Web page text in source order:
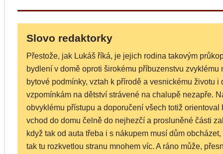
Slovo redaktorky
Přestože, jak Lukáš říká, je jejich rodina takovým
bydlení v domě oproti širokému příbuzenstvu zvyklému
bytové podmínky, vztah k přírodě a vesnickému životu i
vzpomínkám na dětství strávené na chalupě nezapře.
obvyklému přístupu a doporučení všech totiž orientoval
vchod do domu čelně do nejhezčí a prosluněné části
když tak od auta třeba i s nákupem musí dům
tak tu rozkvetlou stranu mnohem víc. A ráno může,